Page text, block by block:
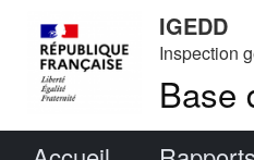
IGEDD
Inspection
Base